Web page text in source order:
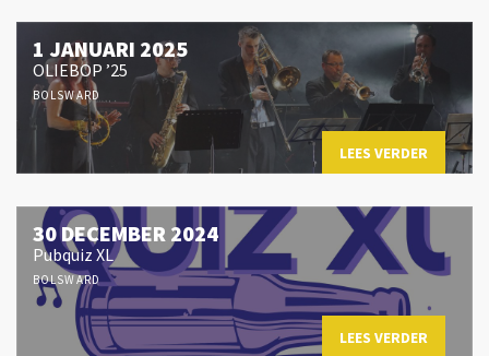
1 JANUARI 2025
OLIEBOP ’25
BOLSWARD
LEES VERDER
30 DECEMBER 2024
Pubquiz XL
BOLSWARD
LEES VERDER